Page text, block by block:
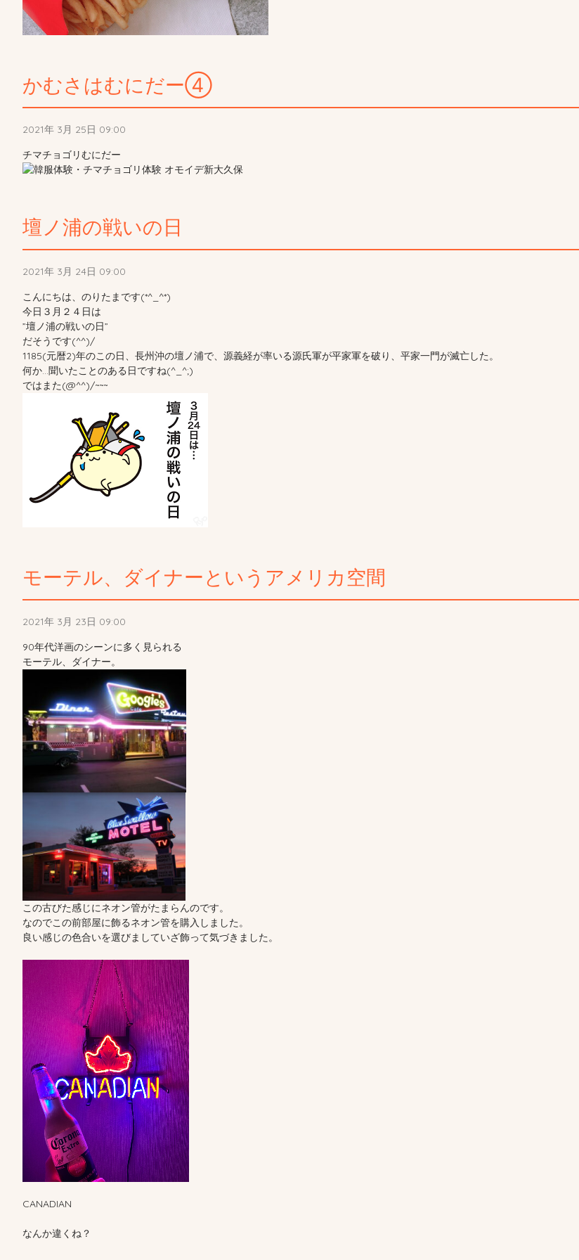
かむさはむにだー④
2021年 3月 25日 09:00
チマチョゴリむにだー
壇ノ浦の戦いの日
2021年 3月 24日 09:00
こんにちは、のりたまです(*^_^*)
今日３月２４日は
”壇ノ浦の戦いの日”
だそうです(^^)/
1185(元暦2)年のこの日、長州沖の壇ノ浦で、源義経が率いる源氏軍が平家軍を破り、平家一門が滅亡した。
何か…聞いたことのある日ですね(^_^;)
ではまた(@^^)/~~~
モーテル、ダイナーというアメリカ空間
2021年 3月 23日 09:00
90年代洋画のシーンに多く見られる
モーテル、ダイナー。
この古びた感じにネオン管がたまらんのです。
なのでこの前部屋に飾るネオン管を購入しました。
良い感じの色合いを選びましていざ飾って気づきました。
CANADIAN
なんか違くね？